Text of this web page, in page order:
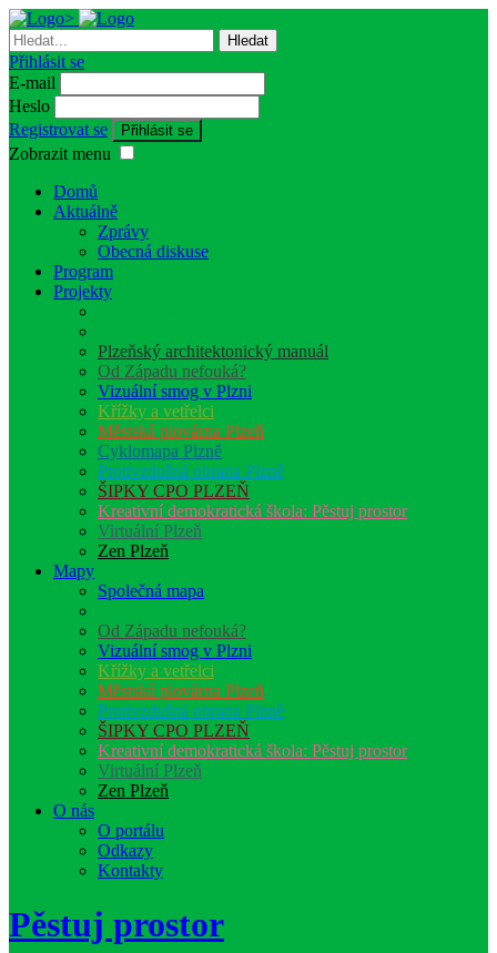
Přihlásit se
E-mail
Heslo
Registrovat se
Zobrazit menu
Domů
Aktuálně
Zprávy
Obecná diskuse
Program
Projekty
Plzeňský architektonický manuál
Od Západu nefouká?
Vizuální smog v Plzni
Křížky a vetřelci
Městská plovárna Plzeň
Cyklomapa Plzně
Protivzdušná obrana Plzně
ŠIPKY CPO PLZEŇ
Kreativní demo­kra­tic­ká škola: Pěstuj prostor
Virtuální Plzeň
Zen Plzeň
Mapy
Společná mapa
Od Západu nefouká?
Vizuální smog v Plzni
Křížky a vetřelci
Městská plovárna Plzeň
Protivzdušná obrana Plzně
ŠIPKY CPO PLZEŇ
Kreativní demo­kra­tic­ká škola: Pěstuj prostor
Virtuální Plzeň
Zen Plzeň
O nás
O portálu
Odkazy
Kontakty
Pěstuj prostor